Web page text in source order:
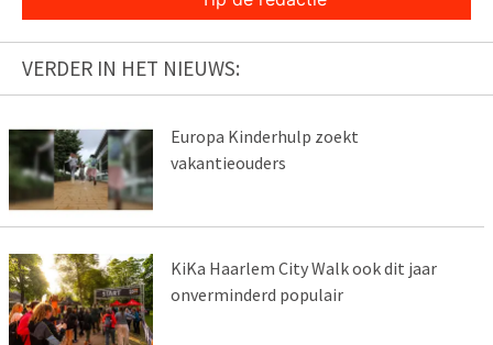
VERDER IN HET NIEUWS:
Europa Kinderhulp zoekt
vakantieouders
KiKa Haarlem City Walk ook dit jaar
onverminderd populair